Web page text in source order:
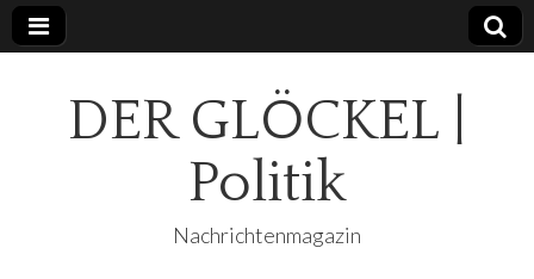
DER GLÖCKEL |
Politik
Nachrichtenmagazin